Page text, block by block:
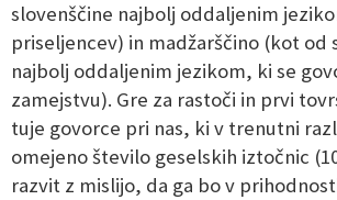
slovenščine najbolj oddaljenim
priseljencev) in madžarščino (kot od
najbolj oddaljenim jezikom, ki se
zamejstvu). Gre za rastoči in prvi
tuje govorce pri nas, ki v trenutni
omejeno število geselskih iztočnic
razvit z mislijo, da ga bo v